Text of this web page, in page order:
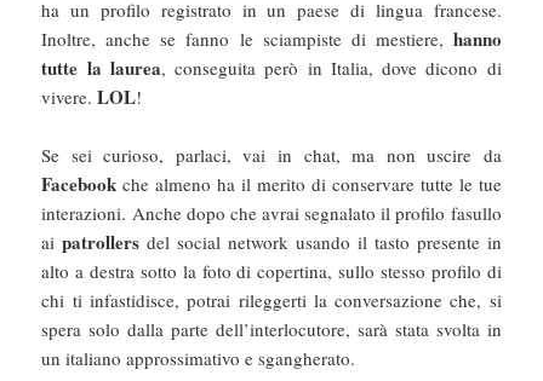
ha un profilo registrato in un paese di lingua francese.
Inoltre, anche se fanno le sciampiste di mestiere, hanno
tutte la laurea, conseguita però in Italia, dove dicono di
vivere.LOL!
Se sei curioso, parlaci, vai in chat, ma non uscire da
Facebook che almeno ha il merito di conservare tutte le tue
interazioni. Anche dopo che avrai segnalato il profilo fasullo
aipatrollers del social network usando il tasto presente in
alto a destra sotto la foto di copertina, sullo stesso profilo di
chi ti infastidisce, potrai rileggerti la conversazione che, si
spera solo dalla parte dell’interlocutore, sarà stata svolta in
un italiano approssimativo e sgangherato.